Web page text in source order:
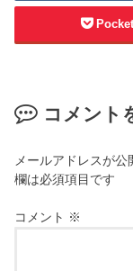
Pocket
コメント
メールアドレスが公
欄は必須項目です
コメント ※